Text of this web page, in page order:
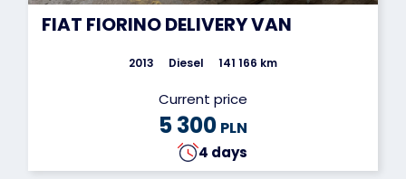
FIAT FIORINO DELIVERY VAN
2013 Diesel 141 166 km
Current price
5 300 PLN
4 days